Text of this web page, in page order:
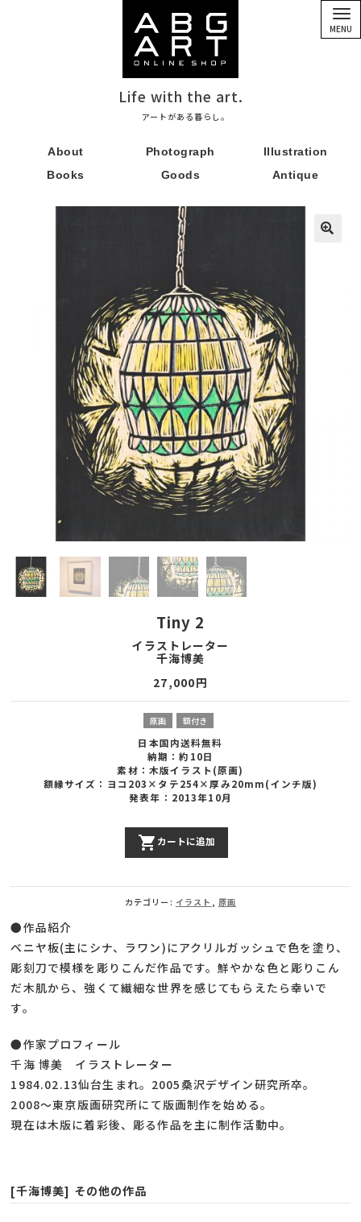
Life with the art.
アートがある暮らし。
MENU
About Photograph
Illustration
Books
Goods Antique
Tiny 2
イラストレーター
千海博美
27,000円
原画 額付き
日本国内送料無料
納期：約10日
素材：木版イラスト(原画)
額縁サイズ：ヨコ203×タテ254×厚み20mm(インチ版)
発表年：2013年10月
Tiny
個
shopping_cart カートに追加
カテゴリー: イラスト 原画
●作品紹介
ベニヤ板(主にシナ、ラワン)にアクリルガッシュで色を塗り、
彫刻刀で模様を彫りこんだ作品です。鮮やかな色と彫りこん
だ木肌から、強くて繊細な世界を感じてもらえたら幸いで
す。
●作家プロフィール
千海 博美 イラストレーター
1984.02.13仙台生まれ。2005桑沢デザイン研究所卒。
2008～東京版画研究所にて版画制作を始める。
現在は木版に着彩後、彫る作品を主に制作活動中。
[千海博美] その他の作品